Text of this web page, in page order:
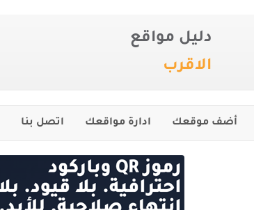
دليل مواقع
الاقرب
أضف موقعك ادارة مواقعك اتصل بنا